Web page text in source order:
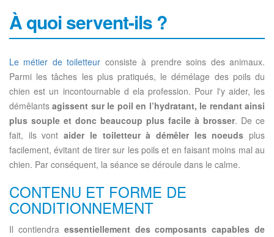
À quoi servent-ils ?
Le métier de toiletteur consiste à prendre soins des animaux.
Parmi les tâches les plus pratiqués, le démélage des poils du
chien est un incontournable d ela profession. Pour l'y aider, les
démêlantsagissent sur le poil en l’hydratant, le rendant ainsi
plus souple et donc beaucoup plus facile à brosser. De ce
fait, ils vontaider le toiletteur à démêler les noeuds plus
facilement, évitant de tirer sur les poils et en faisant moins mal au
chien. Par conséquent, la séance se déroule dans le calme.
CONTENU ET FORME DE
CONDITIONNEMENT
Il contiendra essentiellement des composants capables de